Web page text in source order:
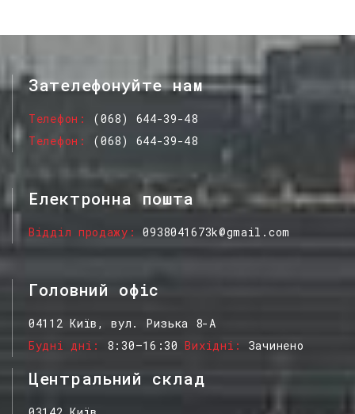
Зателефонуйте нам
Телефон
(068) 644-39-48
Телефон
(068) 644-39-48
Електронна пошта
Відділ продажу 0938041673k@gmail.com
Головний офіс
04112 Київ, вул. Ризька 8-А
Будні дні
8:30–16:30 Вихідні Зачинено
Центральний склад